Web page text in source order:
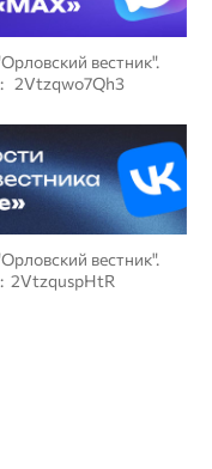
вестник".
2Vtzqwo7Qh3
вестник".
2VtzquspHtR